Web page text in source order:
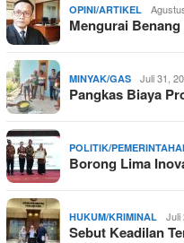
OPINI/ARTIKEL
Mengurai
MINYAK/GAS Juli 31,
Pangkas Biaya
POLITIK/
Borong Lima
HUKUM/KRIMINAL Juli
Sebut Keadilan